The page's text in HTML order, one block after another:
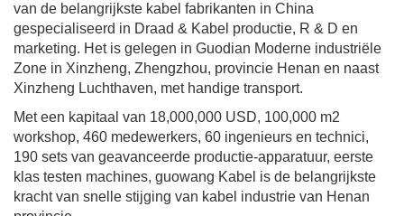
van de belangrijkste kabel fabrikanten in China
gespecialiseerd in Draad & Kabel productie, R & D en
marketing. Het is gelegen in Guodian Moderne industriële
Zone in Xinzheng, Zhengzhou, provincie Henan en naast
Xinzheng Luchthaven, met handige transport.
Met een kapitaal van 18,000,000 USD, 100,000 m2
workshop, 460 medewerkers, 60 ingenieurs en technici,
190 sets van geavanceerde productie-apparatuur, eerste
klas testen machines, guowang Kabel is de belangrijkste
kracht van snelle stijging van kabel industrie van Henan